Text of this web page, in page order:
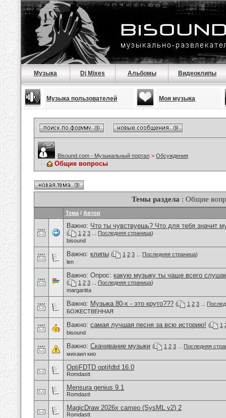
Музыка Dj Mixes Альбомы Видеоклипы
Музыка пользователей Моя музыка
Bisound.com - Музыкальный портал > Обсуждения
Общие вопросы
Темы раздела : Общие
Тема / Автор
Важно: Что ты чувствуешь? Что для тебя значит
( 1 2 3 Последняя страница)
bisound
Важно: клипы ( 1 2 3 Последняя страница)
len
Важно: Опрос: какую музыку ты чаще всего
( 1 2 3 Последняя страница)
margaritta
Важно: Музыка 80-х - это круто??? ( 1 2 3
БОЖЕСТВЕННАЯ
Важно: самая лучшая песня за всю историю! ( 1
bisound
Важно: Скачивание музыки ( 1 2 3
Последняя
михаил кио
OptiFDTD optifdtd 16.0
Romdastt
Mensura genius 9.1
Romdastt
MagicDraw 2026x cameo (SysML v2) 2
Romdastt